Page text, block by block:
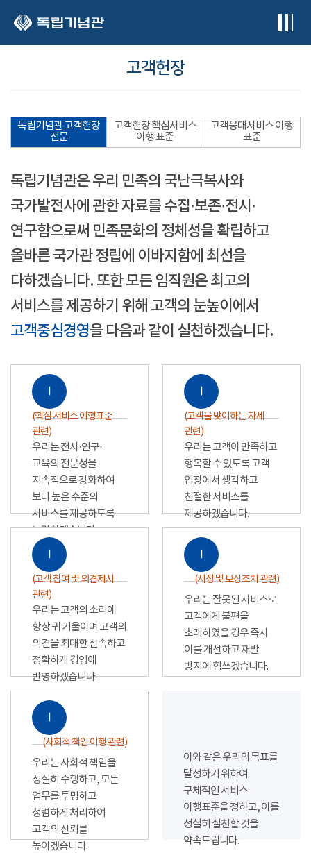
고객헌장
독립기념관 고객헌장
전문
고객헌장 핵심서비스
이행 표준
고객응대서비스 이행
표준
독립기념관은 우리 민족의 국난극복사와
국가발전사에 관한 자료를 수집·보존·전시·
연구함으로써 민족문화의 정체성을 확립하고
올바른 국가관 정립에 이바지함에 최선을
다하겠습니다. 또한 모든 임직원은 최고의
서비스를 제공하기 위해 고객의 눈높이에서
고객중심경영을 다음과 같이 실천하겠습니다.
Ⅰ
(핵심 서비스 이행표준
관련)
우리는 전시·연구·
교육의 전문성을
지속적으로 강화하여
보다 높은 수준의
서비스를 제공하도록
노력하겠습니다.
Ⅰ
(고객을 맞이하는 자세
관련)
우리는 고객이 만족하고
행복할 수 있도록 고객
입장에서 생각하고
친절한 서비스를
제공하겠습니다.
Ⅰ
(고객 참여 및 의견제시
관련)
우리는 고객의 소리에
항상 귀 기울이며 고객의
의견을 최대한 신속하고
정확하게 경영에
반영하겠습니다.
Ⅰ
(시정 및 보상조치 관련)
우리는 잘못된 서비스로
고객에게 불편을
초래하였을 경우 즉시
이를 개선하고 재발
방지에 힘쓰겠습니다.
Ⅰ
(사회적 책임 이행 관련)
우리는 사회적 책임을
성실히 수행하고, 모든
업무를 투명하고
청렴하게 처리하여
고객의 신뢰를
높이겠습니다.
이와 같은 우리의 목표를
달성하기 위하여
구체적인 서비스
이행표준을 정하고, 이를
성실히 실천할 것을
약속드립니다.